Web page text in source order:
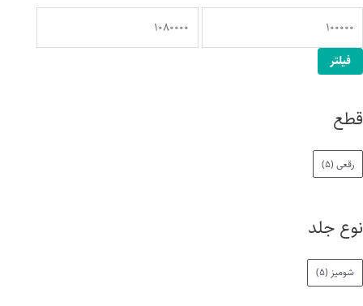
فیلتر
قطع
رقعی (5)
نوع جلد
شومیز (5)